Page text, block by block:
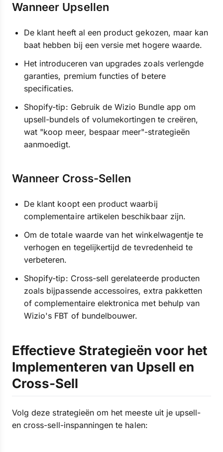
Wanneer Upsellen
De klant heeft al een product gekozen, maar kan
baat hebben bij een versie met hogere waarde.
Het introduceren van upgrades zoals verlengde
garanties, premium functies of betere
specificaties.
Shopify-tip: Gebruik de Wizio Bundle app om
upsell-bundels of volumekortingen te creëren,
wat "koop meer, bespaar meer"-strategieën
aanmoedigt.
Wanneer Cross-Sellen
De klant koopt een product waarbij
complementaire artikelen beschikbaar zijn.
Om de totale waarde van het winkelwagentje te
verhogen en tegelijkertijd de tevredenheid te
verbeteren.
Shopify-tip: Cross-sell gerelateerde producten
zoals bijpassende accessoires, extra pakketten
of complementaire elektronica met behulp van
Wizio's FBT of bundelbouwer.
Effectieve Strategieën voor het
Implementeren van Upsell en
Cross-Sell
Volg deze strategieën om het meeste uit je upsell-
en cross-sell-inspanningen te halen: